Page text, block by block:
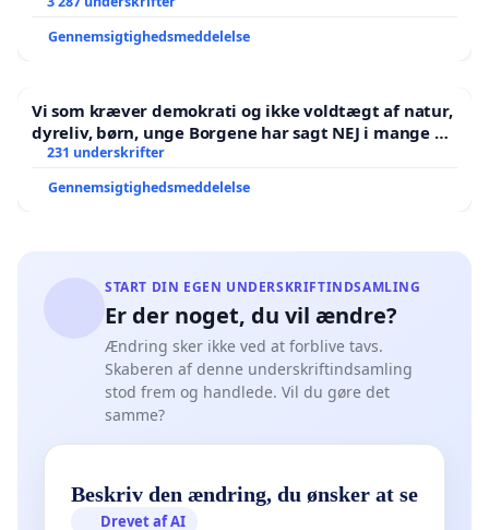
Gennemsigtighedsmeddelelse
Vi som kræver demokrati og ikke voldtægt af natur,
dyreliv, børn, unge Borgene har sagt NEJ i mange år.
Der er
231 underskrifter
Gennemsigtighedsmeddelelse
START DIN EGEN UNDERSKRIFTINDSAMLING
Er der noget, du vil ændre?
Ændring sker ikke ved at forblive tavs.
Skaberen af denne underskriftindsamling
stod frem og handlede. Vil du gøre det
samme?
Beskriv den ændring, du ønsker at se
Drevet af AI